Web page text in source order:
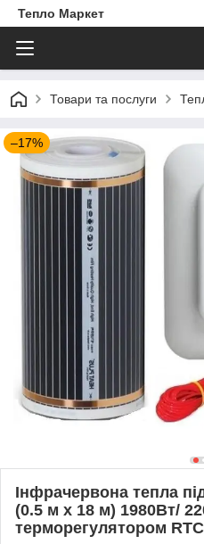
Тепло Маркет
Товари та послуги
–17%
Інфрачервона тепла
(0.5 м х 18 м) 1980Вт/
терморегулятором